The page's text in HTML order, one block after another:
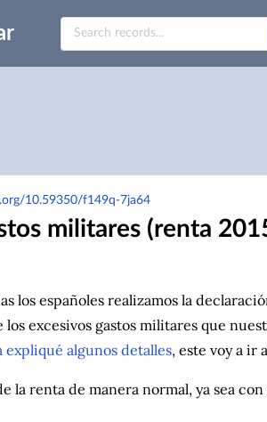
10.59350/f149q-7ja64
militares (renta
los españoles realizamos la
excesivos gastos militares que
expliqué algunos detalles, este voy a ir
la renta de manera normal, ya sea